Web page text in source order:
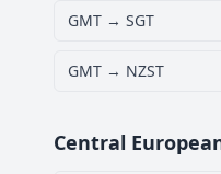
GMT → SGT
GMT → NZST
Central